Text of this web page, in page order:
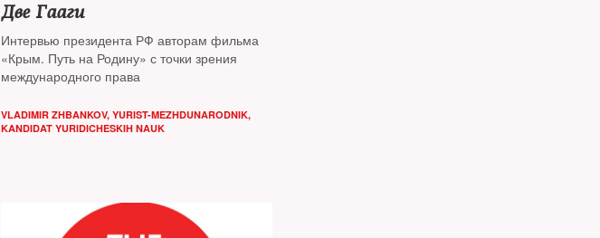
Две Гааги
Интервью президента РФ авторам фильма
«Крым. Путь на Родину» с точки зрения
международного права
VLADIMIR ZHBANKOV, YURIST-MEZHDUNARODNIK,
KANDIDAT YURIDICHESKIH NAUK